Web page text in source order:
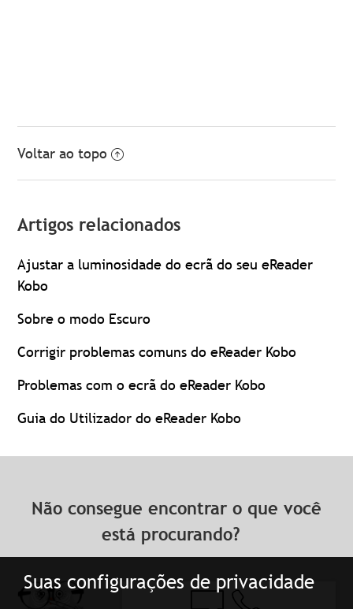
Suas configurações de privacidade
Voltar ao topo
Artigos relacionados
Ajustar a luminosidade do ecrã do seu eReader
Kobo
Sobre o modo Escuro
Corrigir problemas comuns do eReader Kobo
Problemas com o ecrã do eReader Kobo
Guia do Utilizador do eReader Kobo
Não consegue encontrar o que você
está procurando?